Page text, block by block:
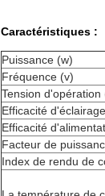
Caractéristiques :
Puissance (w)
Fréquence (v)
Tension d'opération
Efficacité
Efficacité
Facteur de
Index de rendu de